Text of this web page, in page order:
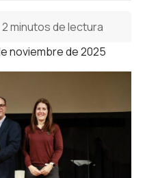
noviembre de 2025
2 minutos de lectura